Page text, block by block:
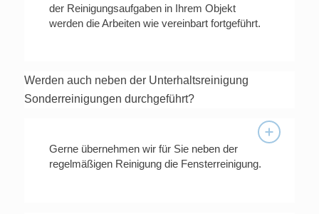
der Reinigungsaufgaben in Ihrem Objekt
werden die Arbeiten wie vereinbart fortgeführt.
Werden auch neben der Unterhaltsreinigung
Sonderreinigungen durchgeführt?
Gerne übernehmen wir für Sie neben der
regelmäßigen Reinigung die Fensterreinigung. ​